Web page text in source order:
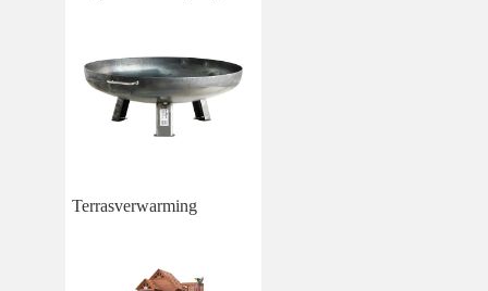
Terrasverwarming